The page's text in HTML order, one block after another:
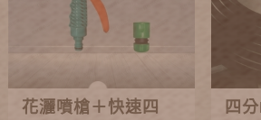
花灑噴槍＋快速四
四